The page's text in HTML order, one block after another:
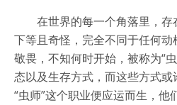
在世界的每一个角落里，存
下等且奇怪，完全不同于任何
敬畏，不知何时开始，被称为“
态以及生存方式，而这些方式或
“虫师”这个职业便应运而生，